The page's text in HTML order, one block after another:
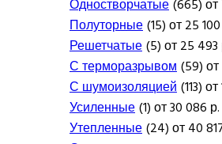
Одностворчатые(665)
Полуторные(15) от 25
Решетчатые(5) от 25 493
С терморазрывом(59)
С шумоизоляцией(113)
Усиленные(1) от 30 086 р.
Утепленные(24) от 40